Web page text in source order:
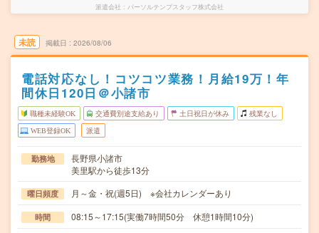
派遣会社 パーソルテンプスタッフ株式会社
未読 掲載日 2026/08/06
電話対応なし！コツコツ業務！月給19万！年
間休日120日＠小諸市
職種未経験OK 交通費別途支給あり 土日祝日が休み 残業なし
WEB登録OK 派遣
勤務地
長野県小諸市
美里駅から徒歩13分
曜日頻度 月～金・祝(週5日) ※会社カレンダーあり
時間 08:15～17:15(実働7時間50分 休憩1時間10分)